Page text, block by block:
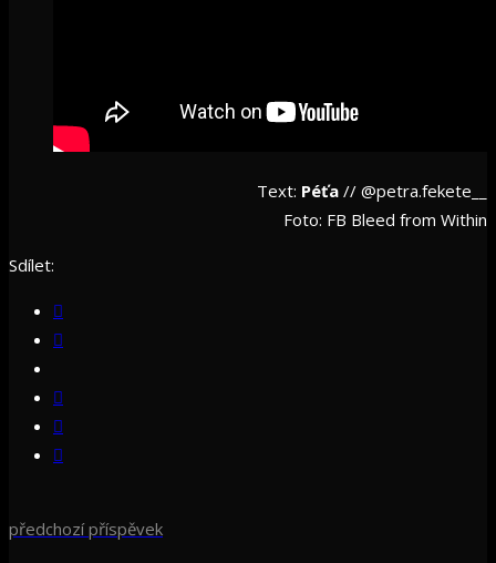
Text: Péťa // @petra.fekete__
Foto: FB Bleed from Within
Sdílet:
předchozí příspěvek